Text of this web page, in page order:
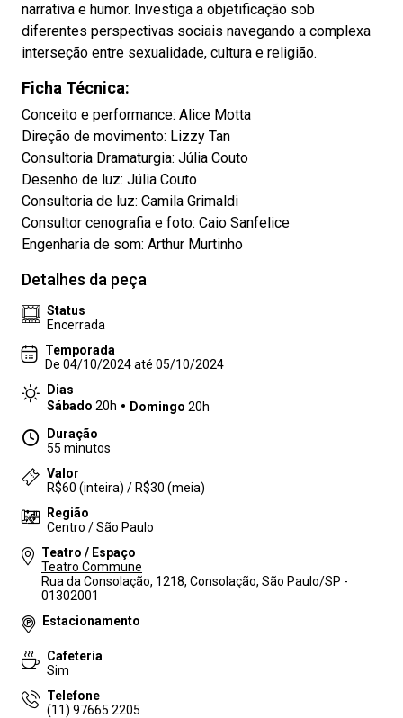
narrativa e humor. Investiga a objetificação sob
diferentes perspectivas sociais navegando a complexa
interseção entre sexualidade, cultura e religião.
Ficha Técnica:
Conceito e performance: Alice Motta
Direção de movimento: Lizzy Tan
Consultoria Dramaturgia: Júlia Couto
Desenho de luz: Júlia Couto
Consultoria de luz: Camila Grimaldi
Consultor cenografia e foto: Caio Sanfelice
Engenharia de som: Arthur Murtinho
Detalhes da peça
Status
Encerrada
Temporada
De 04/10/2024 até 05/10/2024
Dias
Sábado 20h Domingo 20h
Duração
55 minutos
Valor
R$60 (inteira) / R$30 (meia)
Região
Centro / São Paulo
Teatro / Espaço
Teatro Commune
Rua da Consolação, 1218, Consolação, São Paulo/SP -
01302001
Estacionamento
Cafeteria
Sim
Telefone
(11) 97665 2205